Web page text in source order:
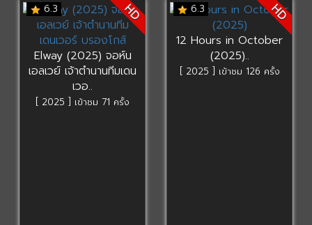
6.3 HD
Elway (2025) จอห์น
เอลเวย์ เจ้าตำนานทีมเดน
เวอ..
[ 2025 ] เข้าชม 71 ครั้ง
6.3 HD
12 Hours in October
(2025)..
[ 2025 ] เข้าชม 126 ครั้ง